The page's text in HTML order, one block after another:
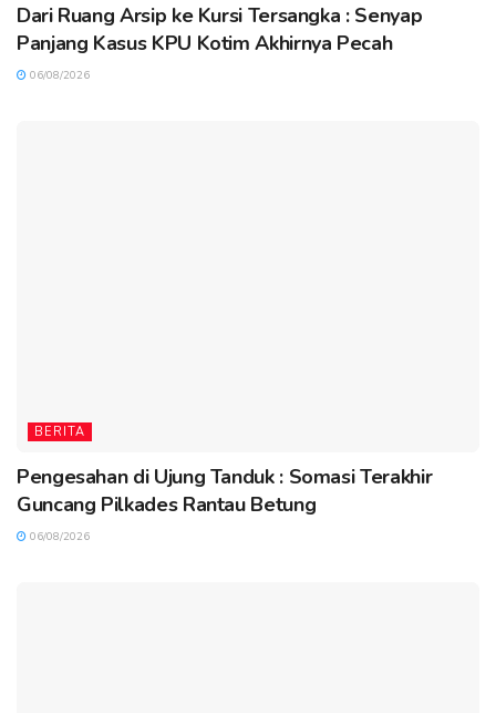
Dari Ruang Arsip ke Kursi Tersangka : Senyap
Panjang Kasus KPU Kotim Akhirnya Pecah
06/08/2026
BERITA
Pengesahan di Ujung Tanduk : Somasi Terakhir
Guncang Pilkades Rantau Betung
06/08/2026